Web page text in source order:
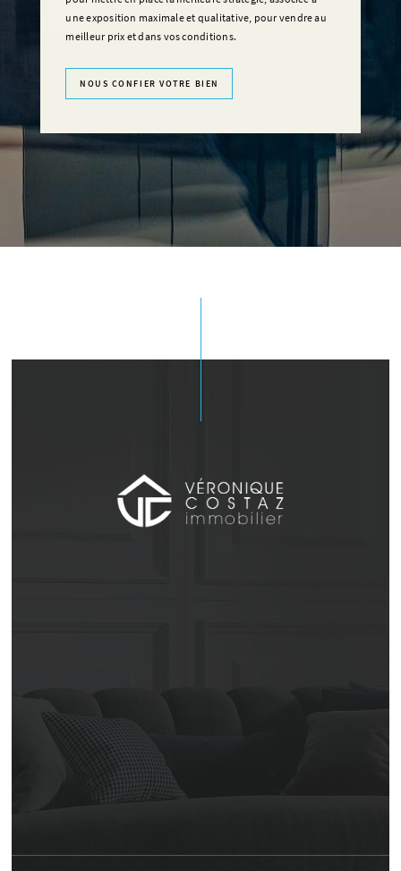
une exposition maximale et qualitative, pour vendre au
meilleur prix et dans vos conditions.
NOUS CONFIER VOTRE BIEN